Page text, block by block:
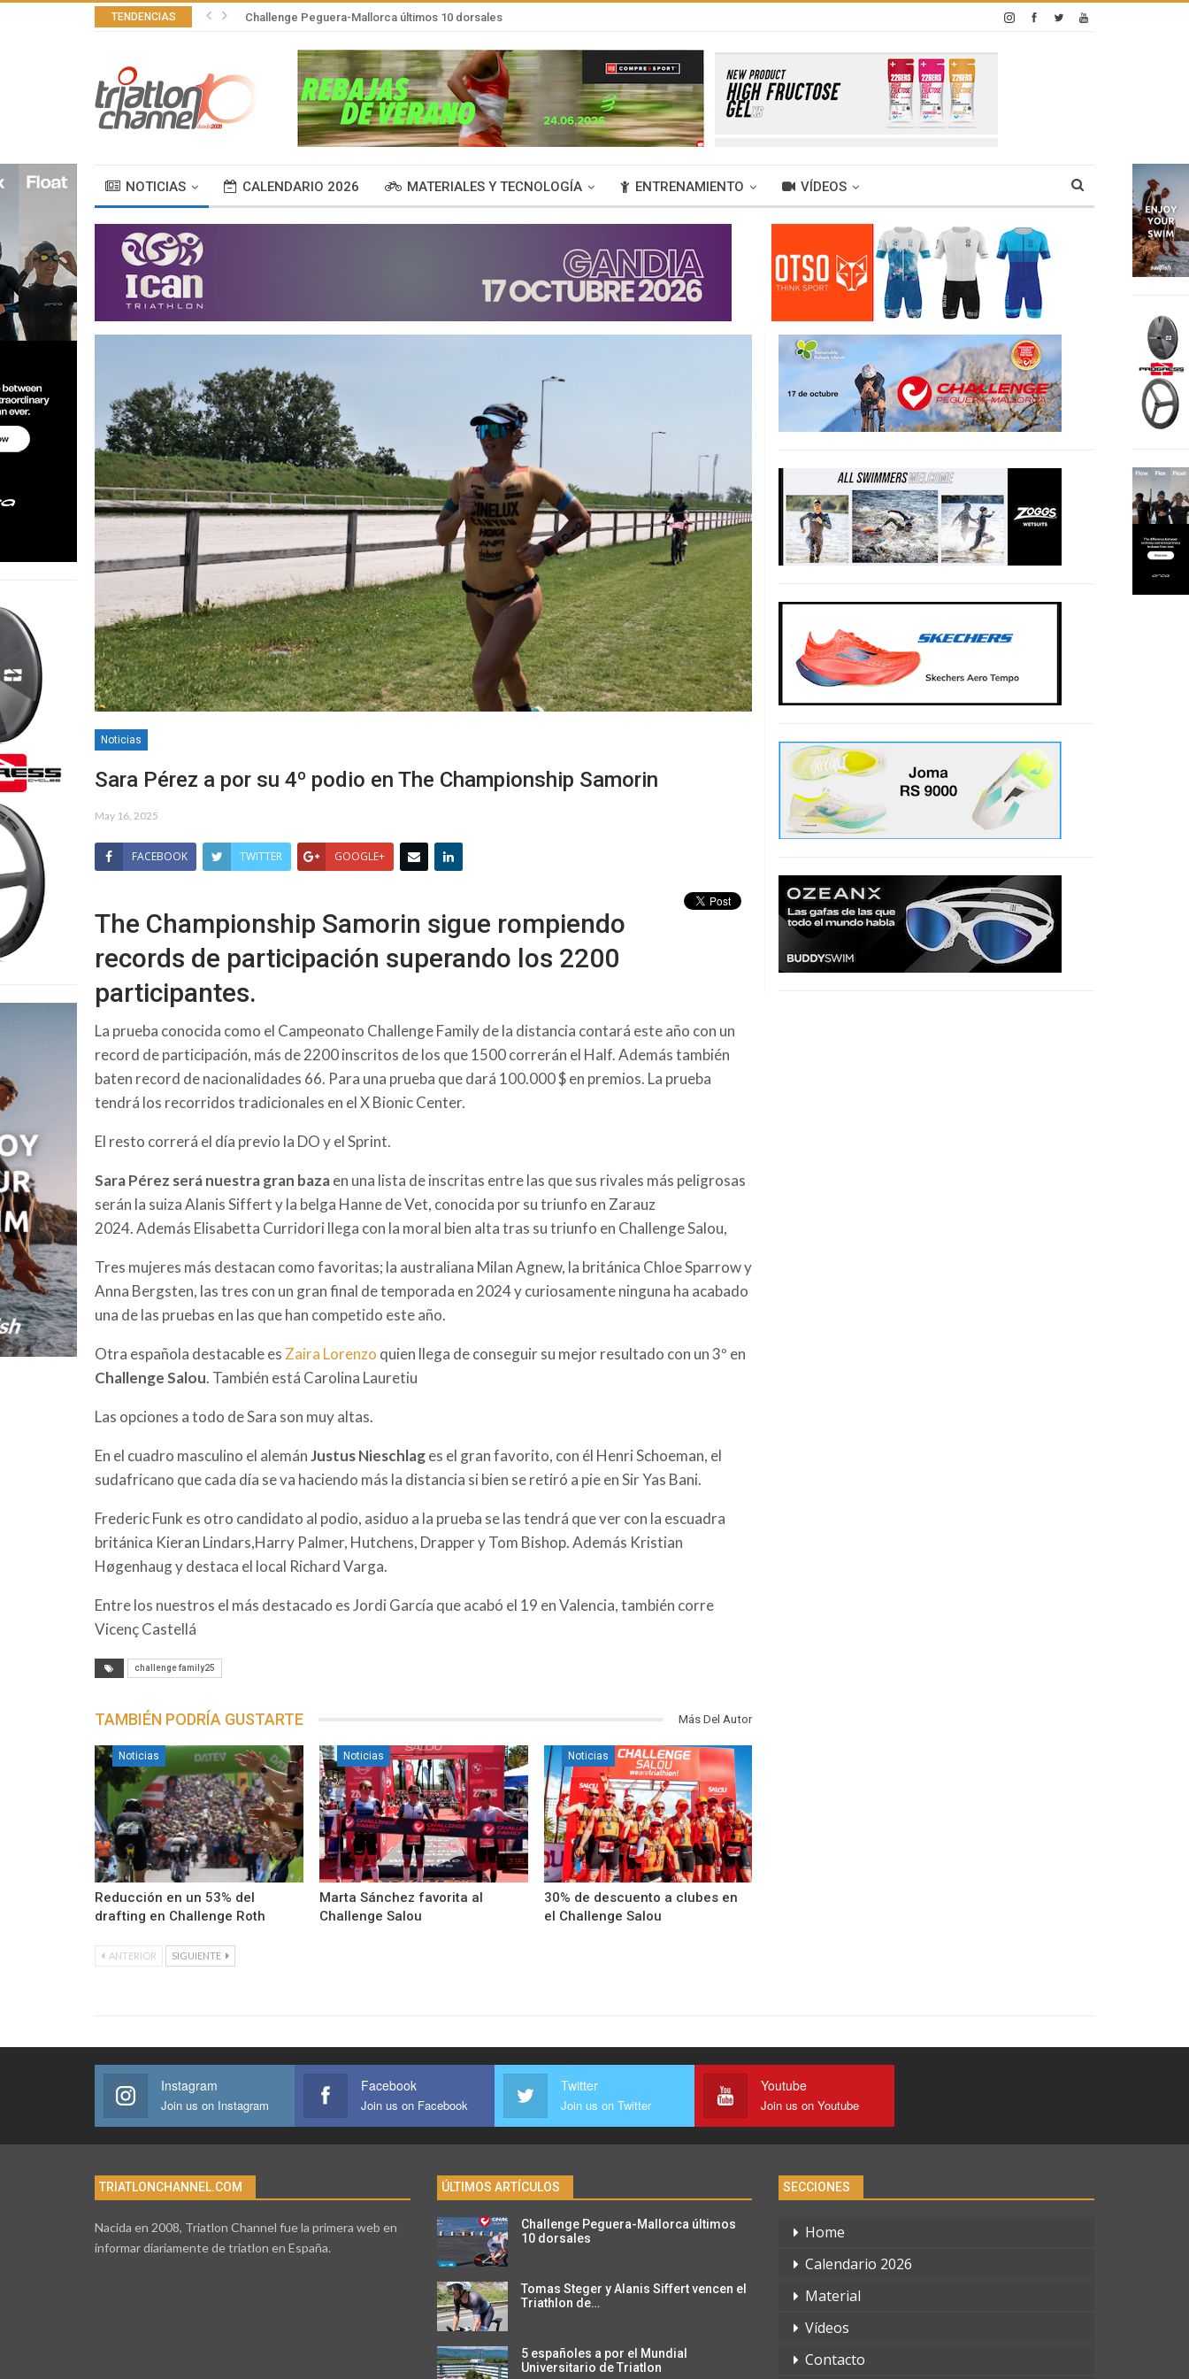
TENDENCIAS Challenge Peguera-Mallorca últimos 10 dorsales
NOTICIAS CALENDARIO 2026 MATERIALES Y TECNOLOGÍA ENTRENAMIENTO VÍDEOS
Noticias
Sara Pérez a por su 4º podio en The Championship Samorin
May 16, 2025
FACEBOOK TWITTER GOOGLE+
The Championship Samorin sigue rompiendo
records de participación superando los 2200
participantes.
La prueba conocida como el Campeonato Challenge Family de la distancia contará este año con un
record de participación, más de 2200 inscritos de los que 1500 correrán el Half. Además también
baten record de nacionalidades 66. Para una prueba que dará 100.000 $ en premios. La prueba
tendrá los recorridos tradicionales en el X Bionic Center.
El resto correrá el día previo la DO y el Sprint.
Sara Pérez será nuestra gran bazaen una lista de inscritas entre las que sus rivales más peligrosas
serán la suiza Alanis Siffert y la belga Hanne de Vet, conocida por su triunfo en Zarauz
2024. Además Elisabetta Curridori llega con la moral bien alta tras su triunfo en Challenge Salou,
Tres mujeres más destacan como favoritas; la australiana Milan Agnew, la británica Chloe Sparrow y
Anna Bergsten, las tres con un gran final de temporada en 2024 y curiosamente ninguna ha acabado
una de las pruebas en las que han competido este año.
Otra española destacable es Zaira Lorenzo quien llega de conseguir su mejor resultado con un 3º en
Challenge Salou. También está Carolina Lauretiu
Las opciones a todo de Sara son muy altas.
En el cuadro masculino el alemánJustus Nieschlages el gran favorito, con él Henri Schoeman, el
sudafricano que cada día se va haciendo más la distancia si bien se retiró a pie en Sir Yas Bani.
Frederic Funk es otro candidato al podio, asiduo a la prueba se las tendrá que ver con la escuadra
británica Kieran Lindars,Harry Palmer, Hutchens, Drapper y Tom Bishop. Además Kristian
Høgenhaug y destaca el local Richard Varga.
Entre los nuestros el más destacado es Jordi García que acabó el 19 en Valencia, también corre
Vicenç Castellá
challenge family25
TAMBIÉN PODRÍA GUSTARTE Más Del Autor
Noticias
Reducción en un 53% del
drafting en Challenge Roth
Noticias
Marta Sánchez favorita al
Challenge Salou
Noticias
30% de descuento a clubes en
el Challenge Salou
ANTERIOR SIGUIENTE
Instagram
Join us on Instagram
Facebook
Join us on Facebook
Twitter
Join us on Twitter
Youtube
Join us on Youtube
TRIATLONCHANNEL.COM
Nacida en 2008, Triatlon Channel fue la primera web en
informar diariamente de triatlon en España.
ÚLTIMOS ARTÍCULOS
Challenge Peguera-Mallorca últimos
10 dorsales
Tomas Steger y Alanis Siffert vencen el
Triathlon de…
5 españoles a por el Mundial
Universitario de Triatlon
SECCIONES
Home
Calendario 2026
Material
Vídeos
Contacto